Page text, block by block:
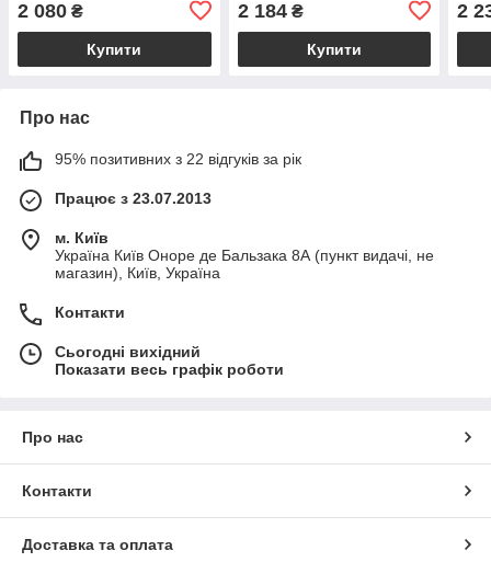
2 080 ₴
Купити
2 184₴
Купити
2
Про нас
95% позитивних з 22 відгуків за рік
Працює з 23.07.2013
м. Київ
Україна Київ Оноре де Бальзака 8А (пункт видачі, не
магазин), Київ, Україна
Контакти
Сьогодні вихідний
Показати весь графік роботи
Про нас
Контакти
Доставка та оплата